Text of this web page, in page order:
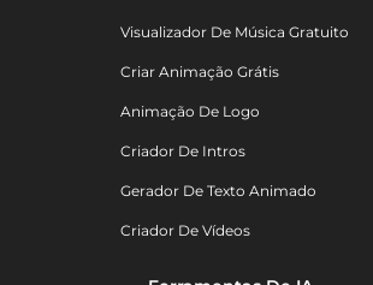
Visualizador De Música Gratuito
Criar Animação Grátis
Animação De Logo
Criador De Intros
Gerador De Texto Animado
Criador De Vídeos